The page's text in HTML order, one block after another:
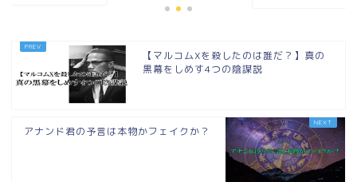
【マルコムXを殺したのは誰だ？】真の
黒幕をしめす4つの陰謀説
アナンド君の予言は本物かフェイクか？